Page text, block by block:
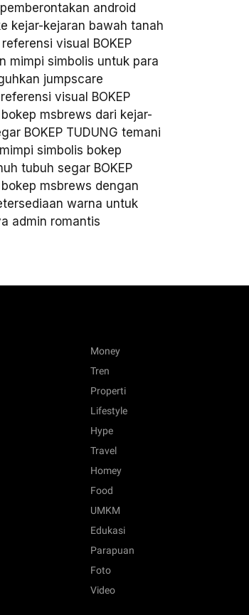
android
kejar-kejaran bawah tanah
visual BOKEP
mimpi simbolis untuk para
jumpscare
visual BOKEP
msbrews dari kejar-
BOKEP TUDUNG temani
simbolis bokep
tubuh segar BOKEP
msbrews dengan
warna untuk
admin romantis
Money
Tren
Properti
Lifestyle
Hype
Travel
Homey
Food
UMKM
Edukasi
Parapuan
Foto
Video